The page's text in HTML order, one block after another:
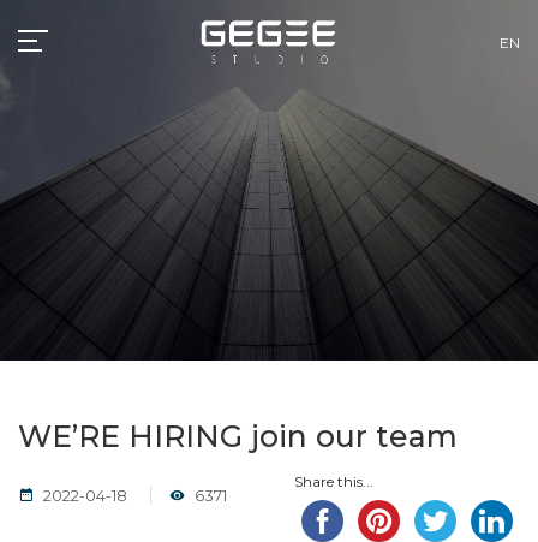
EN
WE’RE HIRING join our team
2022-04-18 6371
Share this...